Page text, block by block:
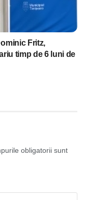
Fritz,
timp de 6 luni de
obligatorii sunt